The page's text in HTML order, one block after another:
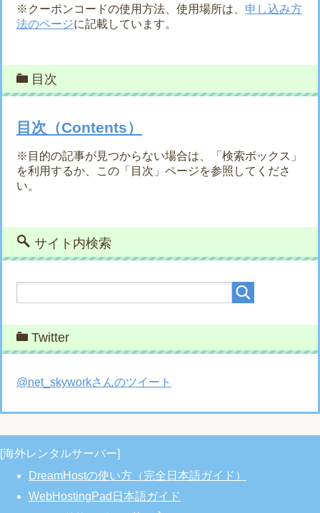
※クーポンコードの使用方法、使用場所は、 申し込み方
法のページに記載しています。
目次
目次（Contents）
※目的の記事が見つからない場合は、「検索ボックス」
を利用するか、この「目次」ページを参照してくださ
い。
サイト内検索
Twitter
@net_skyworkさんのツイート
[海外レンタルサーバー]
DreamHostの使い方（完全日本語ガイド）
WebHostingPad日本語ガイド